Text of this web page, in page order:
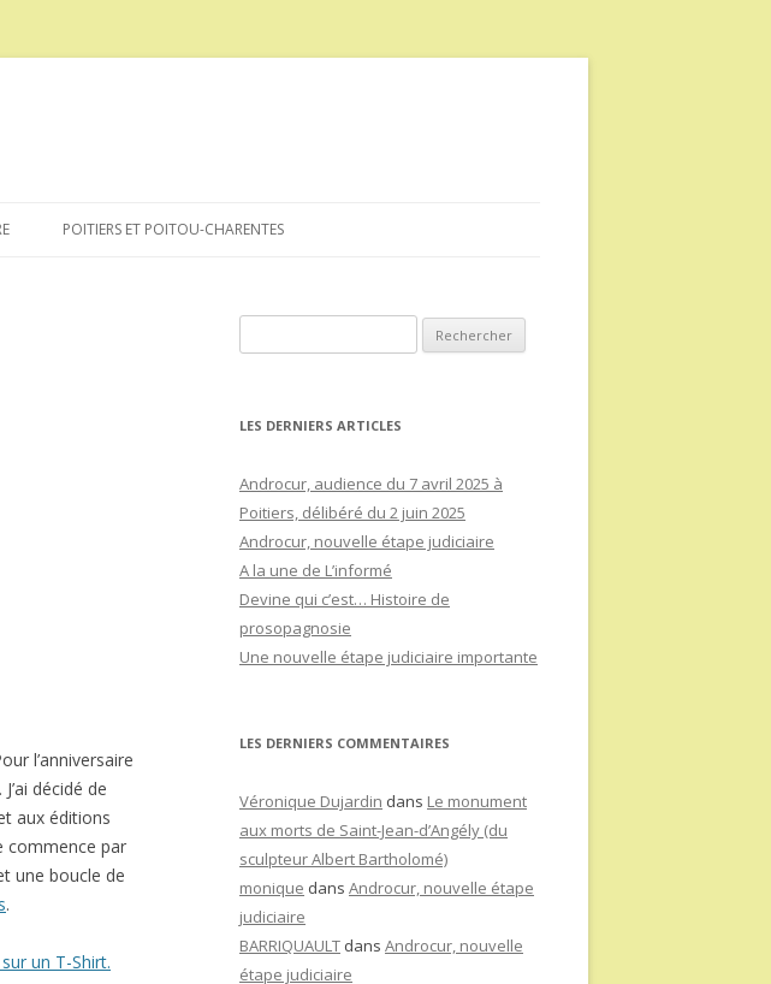
POITIERS ET POITOU-CHARENTES
l’anniversaire
décidé de
aux éditions
commence par
une boucle de
.
un T-Shirt.
LES DERNIERS ARTICLES
Androcur, audience du 7 avril 2025 à
Poitiers, délibéré du 2 juin 2025
Androcur, nouvelle étape judiciaire
A la une de L’informé
Devine qui c’est… Histoire de
prosopagnosie
Une nouvelle étape judiciaire importante
LES DERNIERS COMMENTAIRES
Véronique Dujardin dans Le monument
aux morts de Saint-Jean-d’Angély (du
sculpteur Albert Bartholomé)
monique dans Androcur, nouvelle étape
judiciaire
BARRIQUAULT dans Androcur, nouvelle
étape judiciaire